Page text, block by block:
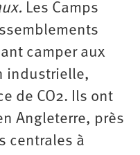
Les Camps
camper aux
industrielle,
de CO2. Ils ont
Angleterre, près
centrales à